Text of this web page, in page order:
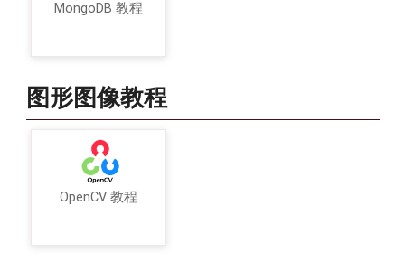
MongoDB 教程
图形图像教程
OpenCV 教程